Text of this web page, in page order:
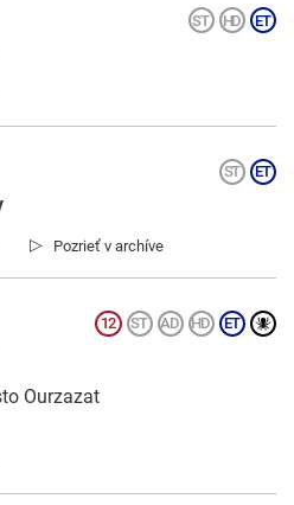
▷ Pozrieť v archíve
Ourzazat